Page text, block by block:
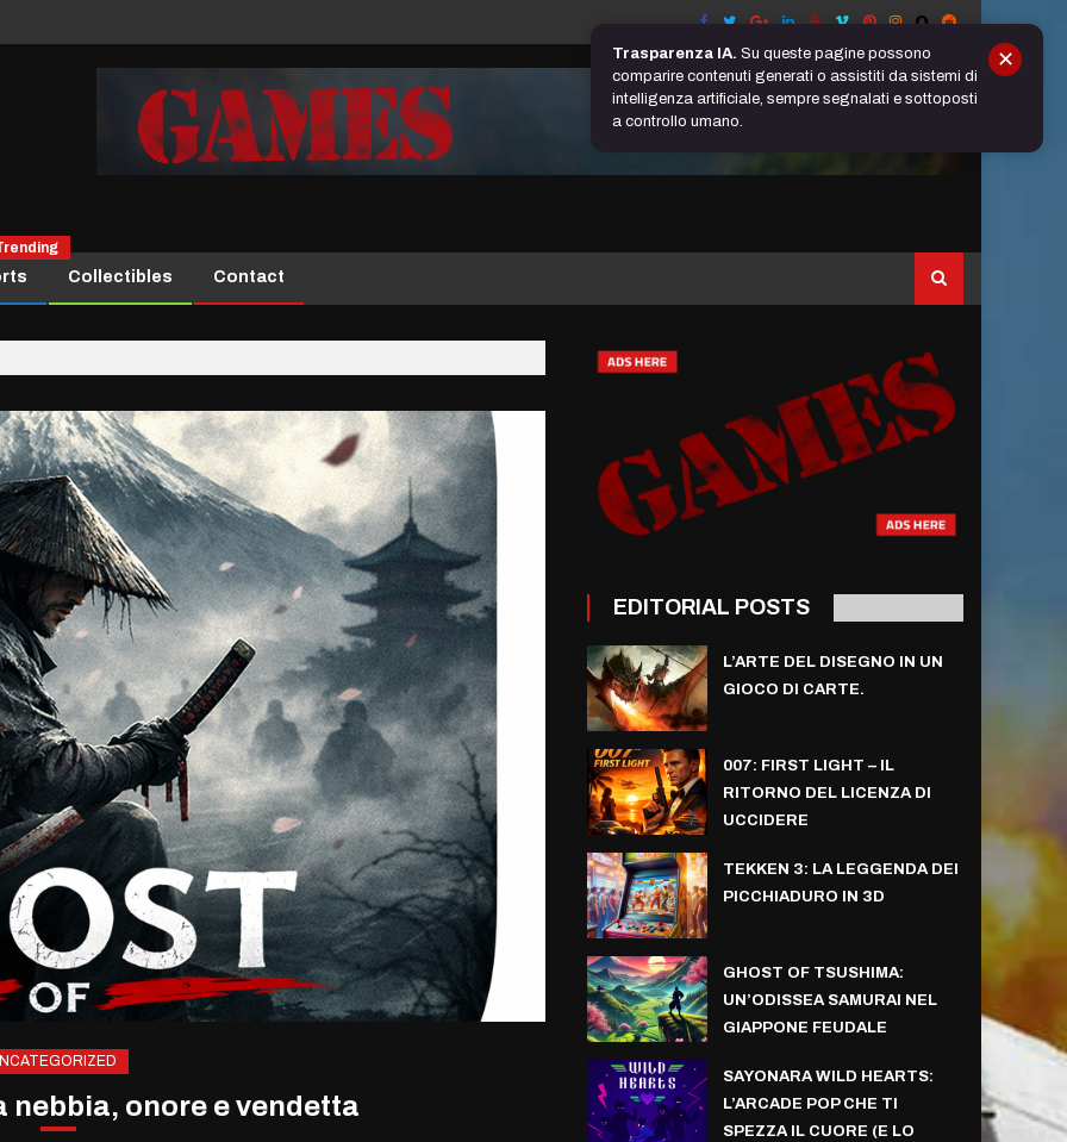
Collectibles Contact
nebbia, onore e vendetta
EDITORIAL POSTS
L’ARTE DEL DISEGNO IN UN
GIOCO DI CARTE.
007: FIRST LIGHT – IL
RITORNO DEL LICENZA DI
UCCIDERE
TEKKEN 3: LA LEGGENDA DEI
PICCHIADURO IN 3D
GHOST OF TSUSHIMA:
UN’ODISSEA SAMURAI NEL
GIAPPONE FEUDALE
SAYONARA WILD HEARTS:
L’ARCADE POP CHE TI
SPEZZA IL CUORE (E LO
Trasparenza IA. Su queste pagine possono
comparire contenuti generati o assistiti da sistemi di
intelligenza artificiale, sempre segnalati e sottoposti
a controllo umano.
✕